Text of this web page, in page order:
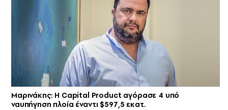
Μαρινάκης: Η Capital Product αγόρασε 4 υπό
ναυπήγηση πλοία έναντι $597,5 εκατ.